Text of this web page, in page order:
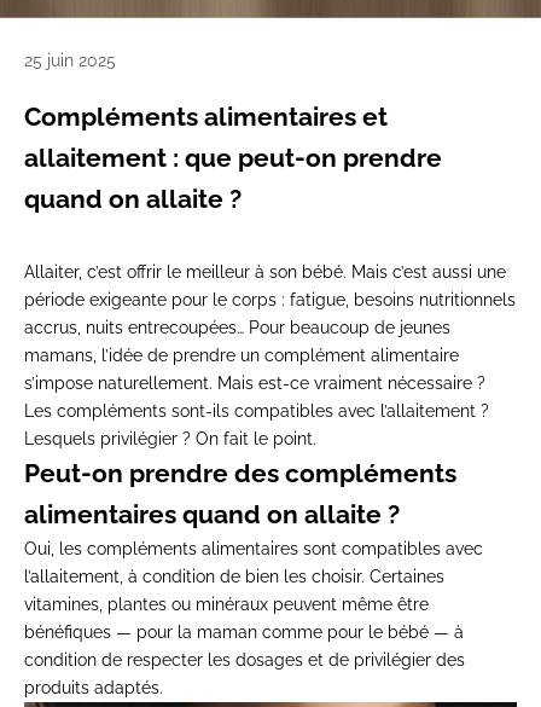
25 juin 2025
Compléments alimentaires et
allaitement : que peut-on prendre
quand on allaite ?
Allaiter, c’est offrir le meilleur à son bébé. Mais c’est aussi une
période exigeante pour le corps : fatigue, besoins nutritionnels
accrus, nuits entrecoupées… Pour beaucoup de jeunes
mamans, l’idée de prendre un complément alimentaire
s’impose naturellement. Mais est-ce vraiment nécessaire ?
Les compléments sont-ils compatibles avec l’allaitement ?
Lesquels privilégier ? On fait le point.
Peut-on prendre des compléments
alimentaires quand on allaite ?
Oui, les compléments alimentaires sont compatibles avec
l’allaitement , à condition de bien les choisir. Certaines
vitamines, plantes ou minéraux peuvent même être
bénéfiques — pour la maman comme pour le bébé — à
condition de respecter les dosages et de privilégier des
produits adaptés.